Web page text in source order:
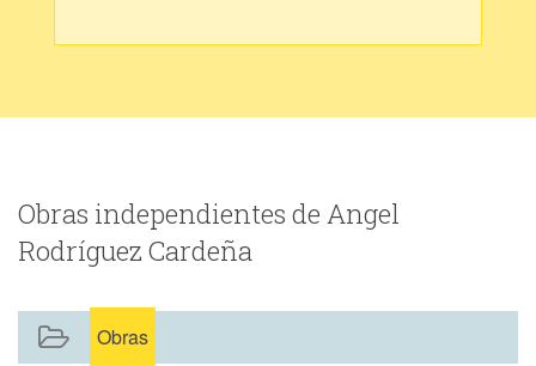
Obras independientes de Angel
Rodríguez Cardeña
Obras